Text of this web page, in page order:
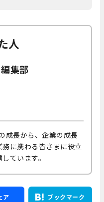
人
集部
成長から、企業の成長
に携わる皆さまに役立
ています。
ア ブックマーク